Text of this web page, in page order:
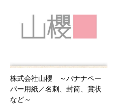
株式会社山櫻 ～バナナペー
パー用紙／名刺、封筒、賞状
など～